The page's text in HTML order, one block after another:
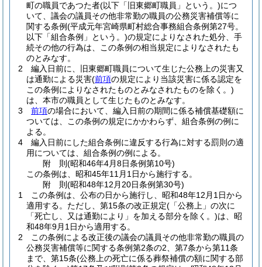
町の職員であつた者(以下「旧東郷町職員」という。)につ
いて、議会の議員その他非常勤の職員の公務災害補償等に
関する条例(平成元年宮崎県町村総合事務組合条例第27号。
以下「組合条例」という。)の規定によりなされた処分、手
続その他の行為は、この条例の相当規定によりなされたも
のとみなす。
2
編入日前に、旧東郷町職員について生じた公務上の災害又
は通勤による災害(前項の規定により当該災害に係る認定を
この条例によりなされたものとみなされたものを除く。)
は、本市の職員として生じたものとみなす。
3
前項の場合において、編入日前の期間に係る補償基礎額に
ついては、この条例の規定にかかわらず、組合条例の例に
よる。
4
編入日前にした組合条例に違反する行為に対する罰則の適
用については、組合条例の例による。
附 則(昭和46年4月8日条例第10号)
この条例は、昭和45年11月1日から施行する。
附 則(昭和48年12月20日条例第30号)
1
この条例は、公布の日から施行し、昭和48年12月1日から
適用する。 ただし、第15条の改正規定(「公務上」の次に
「死亡し、又は通勤により」を加える部分を除く。)は、昭
和48年9月1日から適用する。
2
この条例による改正後の議会の議員その他非常勤の職員の
公務災害補償等に関する条例第2条の2、第7条から第11条
まで、第15条(公務上の死亡に係る葬祭補償の額に関する部